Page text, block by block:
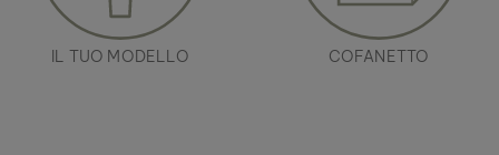
IL TUO MODELLO COFANETTO